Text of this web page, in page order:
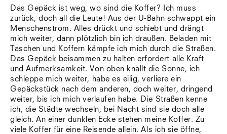
Lio
Lissabon
NYC
Paris
Sonnenbühl
Straßburg
Stuttgart
Südtirol
Sylt
Vellexon
Venedig
Zürich
Offenes Buch
Das Gepäck ist weg, wo sind die Koffer? Ich muss
zurück, doch all die Leute! Aus der U-Bahn schwappt ein
Menschenstrom. Alles drückt und schiebt und drängt
mich weiter, dann plötzlich bin ich draußen. Beladen mit
Taschen und Koffern kämpfe ich mich durch die Straßen.
Das Gepäck beisammen zu halten erfordert alle Kraft
und Aufmerksamkeit. Von oben knallt die Sonne, ich
schleppe mich weiter, habe es eilig, verliere ein
Gepäckstück nach dem anderen, doch weiter, dringend
weiter, bis ich mich verlaufen habe. Die Straßen kenne
ich, die Städte wechseln, bei Nacht sind sie doch alle
gleich. An einer dunklen Ecke stehen meine Koffer. Zu
viele Koffer für eine Reisende allein. Als ich sie öffne,